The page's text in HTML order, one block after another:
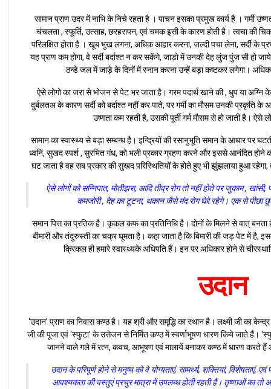
सामान प्राण उदर में नाभि के निचे रहता है । पाचन इसका प्रमुख कार्य है । गर्मी
चंचलता , स्फूर्ति, उत्साह, छरहरापन, एवं चमक इसी के कारण होती है। त्वचा की
परिलक्षित होता है । खूब भुख लगना, अधिक आहार करना, जल्दी पचा लेना, सर्दी के
यह प्राण कम होगा, वे सर्दी बर्दाश्त न कर सकेंगे, जाड़ो में उनकी देह लुंज पुंज सी हो
ठन्डे जल में जाड़े के दिनों में स्नान करना उन्हें बड़ा कष्टकर लगेगा।
ऐसे लोगो का जरा से भोजन से पेट भर जाता है। गरम पदार्थ खाने की , धुप या
दुर्बलतअ के कारण सर्दी को बर्दाश्त नहीं कर पाते, पर गर्मी का मौसम उनकी प्रकृति
उष्णता कम रहती है, उसकी पूर्ती गर्म मौसम से हो जाती है। ऐसे
सामान का स्वास्थ्य से बड़ा सम्बन्ध है। इन्द्रियों की रसानुभूति समान के आधार पर
ध्वनि, सुखद स्पर्श , सुरभित गंध, को भली प्रकार ग्रहण करने और इससे आनंदित होने की
घट जाता है वह सब प्रकार की सुखद परिस्थितियों के होते हुए भी झुंझलाया हुआ रहेगा,
ऐसे लोगों को सन्निपात, मोतीझरा, आदि तीव्र रोग तो नहीं होते पर जुकाम ,
कमजोरी , देह का टूटना, थकान जैसे मंद रोग घेरे रहेगे। एक से पीछा
समान पित्त का प्रतिक है। कृकल कफ का प्रतिनिधि है। दोनों के मिलने से वात्
बीमारी और तंदुरुस्ती का चक्र घूमता है। कहा जाता है कि बिमारी की जड़ पेट में है,
क्रिकल ही हमारे स्वास्थ्यके अधिपति हैं। इन पर अधिकार होने से
उदान
‘उदान’ प्राण का निवास कण्ठ है। यह श्री और समृद्धि का स्थान है। लक्ष्मी जी का
जी की पूजा एवं ‘स्फुटा’ के उत्तेजन से निर्मित कण्ठ में स्वर्णाभूषण धारण किये जाते हैं।
जानने वाले गले में रत्न, कवच, आभूषण एवं मालायें बनाकर कण्ठ में धारण करते हैं
उदान के परिपूर्ण होने से मनुष्य को वे योग्यताएं, सामर्थ्य, शक्तियां, विशेषताएं,
आवश्यकता की वस्तुएं प्रचुर मात्रा में उपलब्ध होती रहती हैं। तृष्णाओं का तो